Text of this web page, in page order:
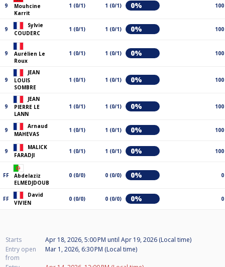
9
Mouhcine
Karrit
1 (0/1) 1 (0/1) 0% 100
9
Sylvie
COUDERC
1 (0/1) 1 (0/1) 0% 100
9
Aurélien Le
Roux
1 (0/1) 1 (0/1) 0% 100
9
JEAN
LOUIS
SOMBRE
1 (0/1) 1 (0/1) 0% 100
9
JEAN
PIERRE LE
LANN
1 (0/1) 1 (0/1) 0% 100
9
Arnaud
MAHEVAS
1 (0/1) 1 (0/1) 0% 100
9
MALICK
FARADJI
1 (0/1) 1 (0/1) 0% 100
FF
Abdelaziz
ELMEDJDOUB
0 (0/0) 0 (0/0) 0% 0
FF
David
VIVIEN
0 (0/0) 0 (0/0) 0% 0
Starts Apr 18, 2026, 5:00 PM until Apr 19, 2026 (Local time)
Entry open
from
Mar 1, 2026, 6:30 PM (Local time)